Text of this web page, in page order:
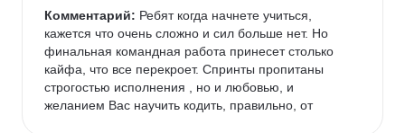
Комментарий: Ребят когда начнете учиться,
кажется что очень сложно и сил больше нет. Но
финальная командная работа принесет столько
кайфа, что все перекроет. Спринты пропитаны
строгостью исполнения , но и любовью, и
желанием Вас научить кодить, правильно, от